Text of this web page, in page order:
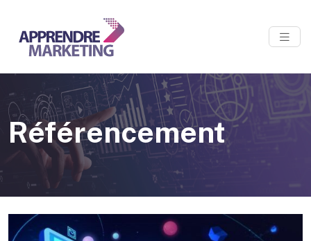
Référencement